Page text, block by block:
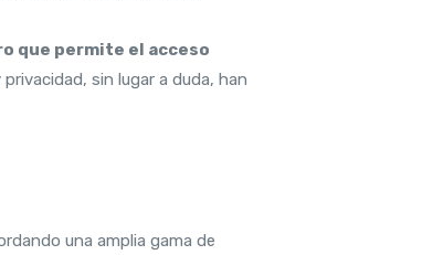
que permite el acceso
sin lugar a duda, han
una amplia gama de